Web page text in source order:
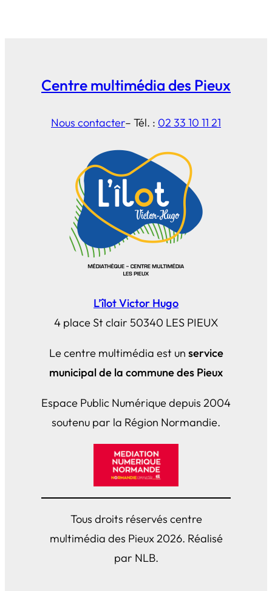
Centre multimédia des Pieux
Nous contacter– Tél. : 02 33 10 11 21
L’îlot Victor Hugo
4 place St clair 50340 LES PIEUX
Le centre multimédia est un service
municipal de la commune des Pieux
Espace Public Numérique depuis 2004
soutenu par la Région Normandie.
Tous droits réservés centre
multimédia des Pieux 2026. Réalisé
par NLB.